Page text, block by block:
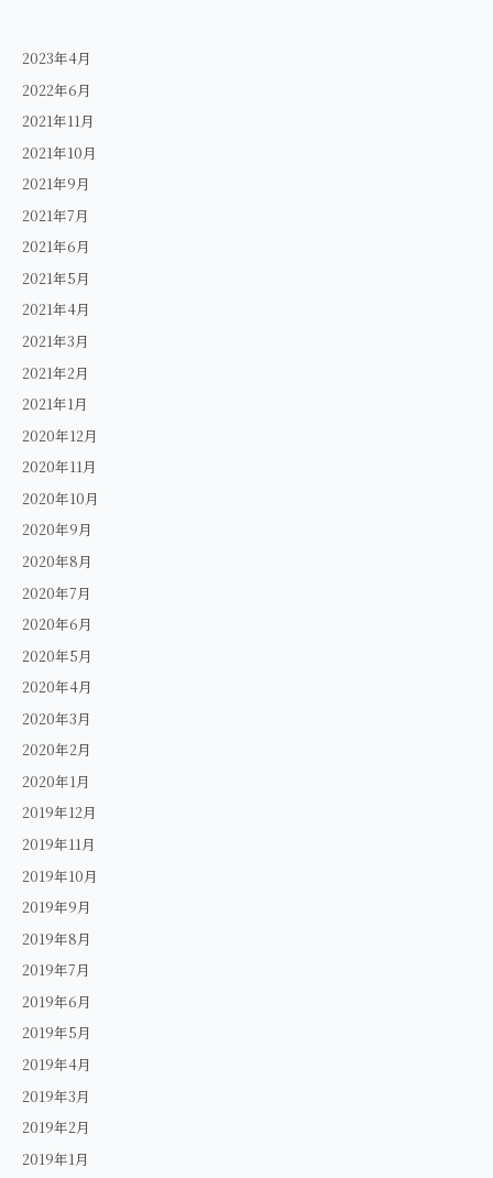
2023年4月
2022年6月
2021年11月
2021年10月
2021年9月
2021年7月
2021年6月
2021年5月
2021年4月
2021年3月
2021年2月
2021年1月
2020年12月
2020年11月
2020年10月
2020年9月
2020年8月
2020年7月
2020年6月
2020年5月
2020年4月
2020年3月
2020年2月
2020年1月
2019年12月
2019年11月
2019年10月
2019年9月
2019年8月
2019年7月
2019年6月
2019年5月
2019年4月
2019年3月
2019年2月
2019年1月